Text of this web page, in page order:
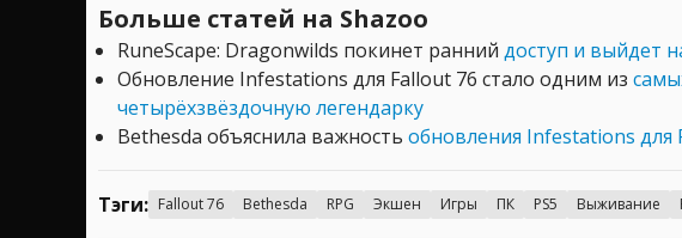
Больше статей на Shazoo
RuneScape: Dragonwilds покинет ранний доступ и выйдет
Обновление Infestations для Fallout 76 стало одним из
четырёхзвёздочную легендарку
Bethesda объяснила важность обновления Infestations для
Тэги: Fallout 76 Bethesda RPG Экшен Игры ПК PS5 Выживание